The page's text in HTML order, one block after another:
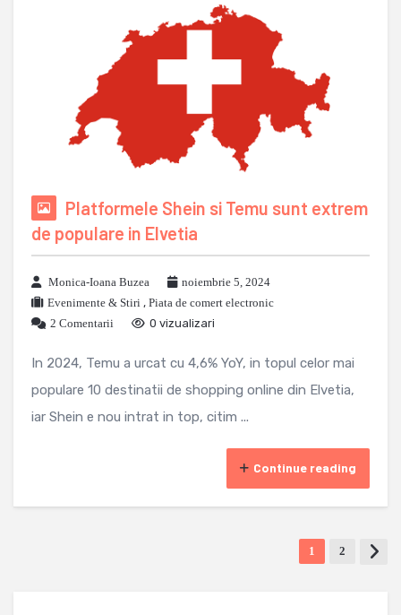
Platformele Shein si Temu sunt extrem
de populare in Elvetia
Monica-Ioana Buzea
noiembrie 5, 2024
Evenimente & Stiri , Piata de comert electronic
2 Comentarii
0 vizualizari
In 2024, Temu a urcat cu 4,6% YoY, in topul celor mai
populare 10 destinatii de shopping online din Elvetia,
iar Shein e nou intrat in top, citim ...
Continue reading
1 2